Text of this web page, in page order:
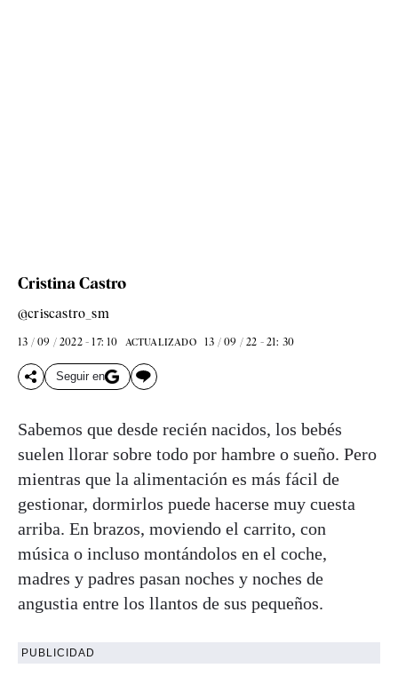
Cristina Castro
@criscastro_sm
13 / 09 / 2022 - 17: 10 ACTUALIZADO 13 / 09 / 22 - 21: 30
Seguir en
Sabemos que desde recién nacidos, los bebés
suelen llorar sobre todo por hambre o sueño. Pero
mientras que la alimentación es más fácil de
gestionar, dormirlos puede hacerse muy cuesta
arriba. En brazos, moviendo el carrito, con
música o incluso montándolos en el coche,
madres y padres pasan noches y noches de
angustia entre los llantos de sus pequeños.
PUBLICIDAD